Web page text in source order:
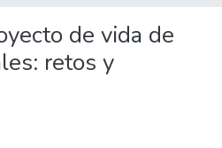
Communities & Collections
de vida de
retos y